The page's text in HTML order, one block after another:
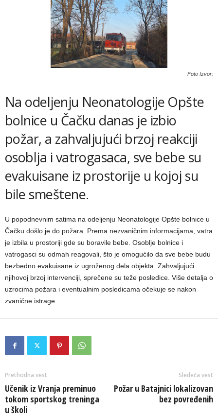
Foto Izvor:
Na odeljenju Neonatologije Opšte
bolnice u Čačku danas je izbio
požar, a zahvaljujući brzoj reakciji
osoblja i vatrogasaca, sve bebe su
evakuisane iz prostorije u kojoj su
bile smeštene.
U popodnevnim satima na odeljenju Neonatologije Opšte bolnice u
Čačku došlo je do požara. Prema nezvaničnim informacijama, vatra
je izbila u prostoriji gde su boravile bebe. Osoblje bolnice i
vatrogasci su odmah reagovali, što je omogućilo da sve bebe budu
bezbedno evakuisane iz ugroženog dela objekta. Zahvaljujući
njihovoj brzoj intervenciji, sprečene su teže posledice. Više detalja o
uzrocima požara i eventualnim posledicama očekuje se nakon
zvanične istrage.
Prethodna vest
Učenik iz Vranja preminuo
tokom sportskog treninga
u školi
Sledeća vest
Požar u Batajnici lokalizovan
bez povređenih